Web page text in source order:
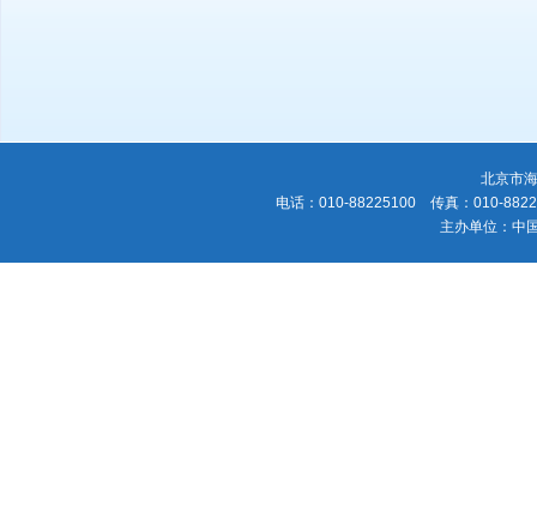
北京市
电话：010-88225100 传真：010-
主办单位：中